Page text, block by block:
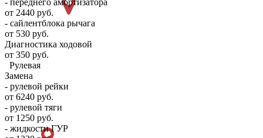
- переднего амортизатора
от 2440 руб.
- сайлентблока рычага
от 530 руб.
Диагностика ходовой
от 350 руб.
Рулевая
Замена
- рулевой рейки
от 6240 руб.
- рулевой тяги
от 1250 руб.
- жидкости ГУР